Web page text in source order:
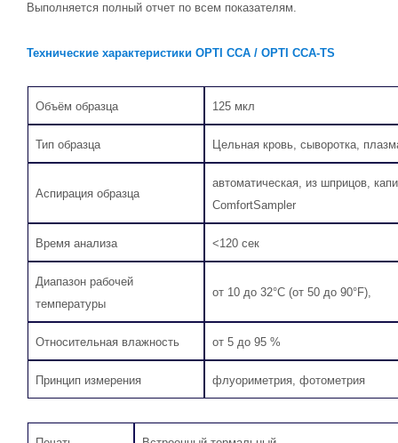
Выполняется полный отчет по всем показателям.
Технические характеристики OPTI CCA / OPTI CCA-TS
Объём образца 125 мкл
Тип образца Цельная кровь, сыворотка,
Аспирация образца
автоматическая, из шприцов,
ComfortSampler
Время анализа <120 сек
Диапазон рабочей
температуры
от 10 до 32°C (от 50 до 90°F),
Относительная влажность от 5 до 95 %
Принцип измерения флуориметрия, фотометрия